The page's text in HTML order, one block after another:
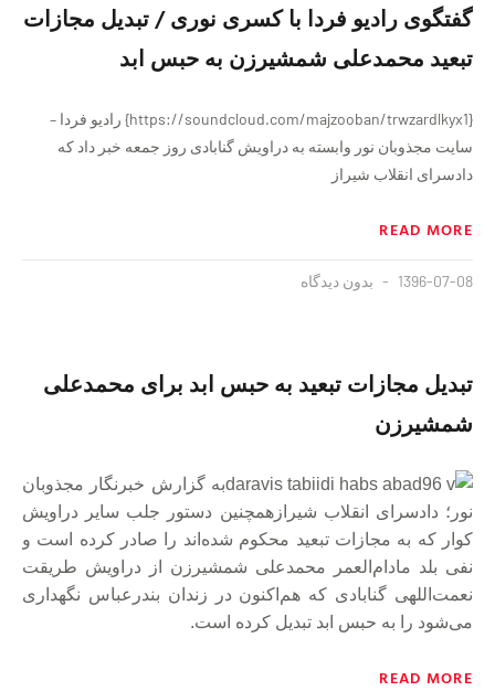
گفتگوی رادیو فردا با کسری نوری / تبدیل مجازات
تبعید محمدعلی شمشیرزن به حبس ابد
{https://soundcloud.com/majzooban/trwzardlkyx1} رادیو فردا –
سایت مجذوبان نور وابسته به دراویش گنابادی روز جمعه خبر داد که
دادسرای انقلاب شیراز
READ MORE
1396-07-08 بدون دیدگاه
تبدیل مجازات تبعید به حبس ابد برای محمدعلی
شمشیرزن
به گزارش خبرنگار مجذوبان
نور؛ دادسرای انقلاب شیرازهمچنین دستور جلب سایر دراویش
کوار که به مجازات تبعید محکوم شده‌اند را صادر کرده است و
نفی بلد مادام‌العمر محمدعلی شمشیرزن از دراویش طریقت
نعمت‌اللهی گنابادی که هم‌اکنون در زندان بندرعباس نگهداری
می‌شود را به حبس ابد تبدیل کرده است.
READ MORE